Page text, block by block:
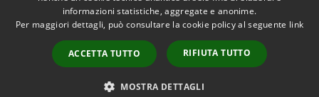
Cookie
Mappa del sito
Piano di miglioramento
Powered byMunicipium
Accesso redazione
informazioni statistiche, aggregate e anonime.
Per maggiori dettagli, può consultare la cookie policy al seguente link
ACCETTA TUTTO RIFIUTA TUTTO
MOSTRA DETTAGLI